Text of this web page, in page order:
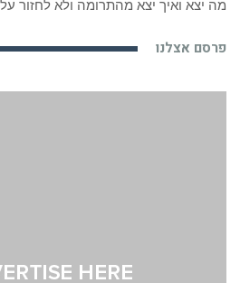
מה יצא ואיך יצא מהתרומה ולא לחזור
פרסם אצלנו